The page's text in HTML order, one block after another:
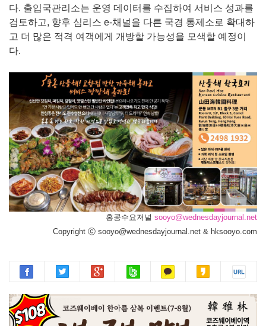
다. 출입국관리소는 운영 데이터를 수집하여 서비스 성과를
검토하고, 향후 심리스 e-채널을 다른 국경 통제소로 확대하
고 더 많은 적격 여객에게 개방할 가능성을 모색할 예정이
다.
홍콩수요저널 sooyo@wednesdayjournal.net
Copyright ⓒ sooyo@wednesdayjournal.net & hksooyo.com